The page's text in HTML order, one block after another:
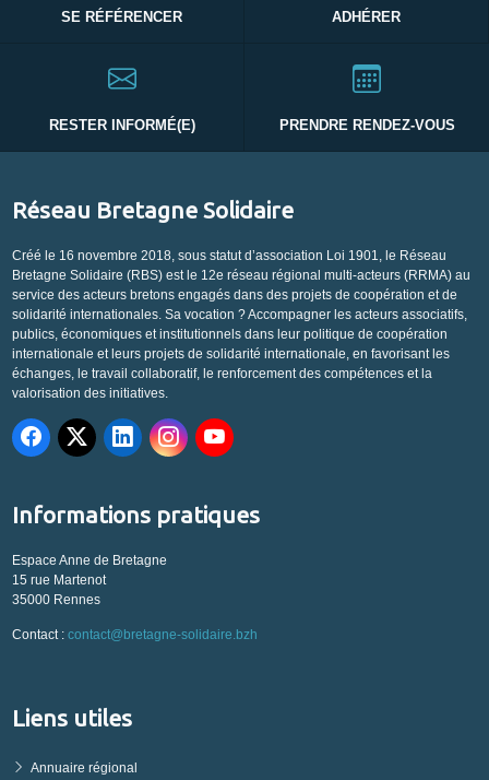
SE RÉFÉRENCER ADHÉRER
RESTER INFORMÉ(E) PRENDRE RENDEZ-VOUS
Réseau Bretagne Solidaire
Créé le 16 novembre 2018, sous statut d’association Loi 1901, le Réseau
Bretagne Solidaire (RBS) est le 12e réseau régional multi-acteurs (RRMA) au
service des acteurs bretons engagés dans des projets de coopération et de
solidarité internationales. Sa vocation ? Accompagner les acteurs associatifs,
publics, économiques et institutionnels dans leur politique de coopération
internationale et leurs projets de solidarité internationale, en favorisant les
échanges, le travail collaboratif, le renforcement des compétences et la
valorisation des initiatives.
Informations pratiques
Espace Anne de Bretagne
15 rue Martenot
35000 Rennes
Contact : contact@bretagne-solidaire.bzh
Liens utiles
Annuaire régional